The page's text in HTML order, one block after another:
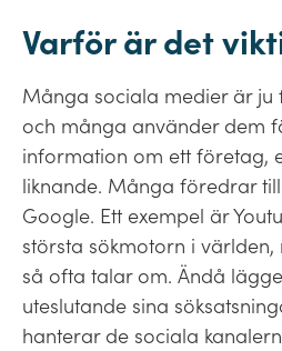
Varför är det
Många sociala medier är ju
och många använder dem
information om ett företag,
liknande. Många föredrar
Google. Ett exempel är
största sökmotorn i
så ofta talar om. Ändå
uteslutande sina
hanterar de sociala